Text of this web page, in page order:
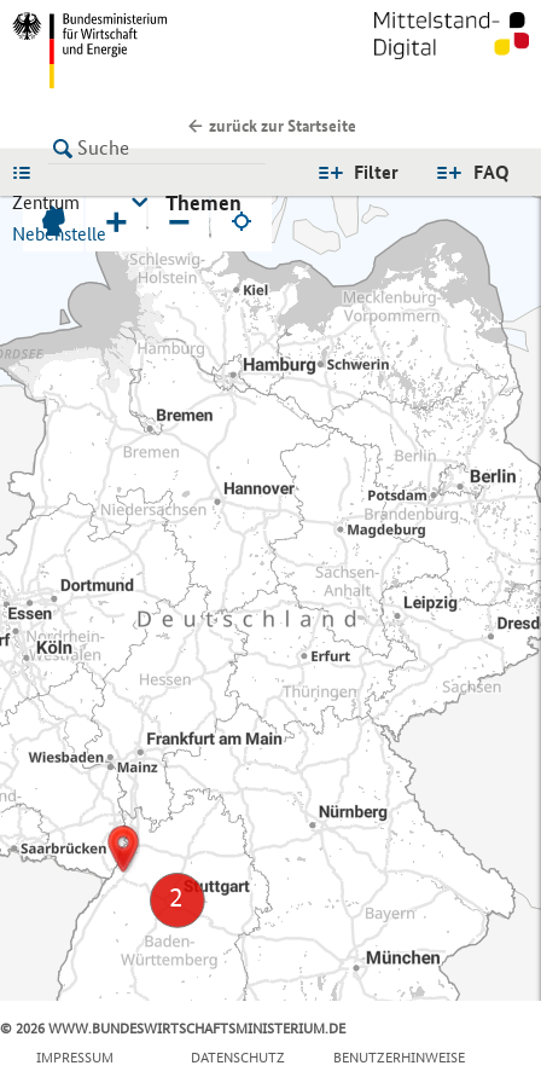
zurück zur Startseite
FAQ
Filter
Zentrum
Nebenstelle
Themen
+ −
© 2026 WWW.BUNDESWIRTSCHAFTSMINISTERIUM.DE
IMPRESSUM
DATENSCHUTZ BENUTZERHINWEISE